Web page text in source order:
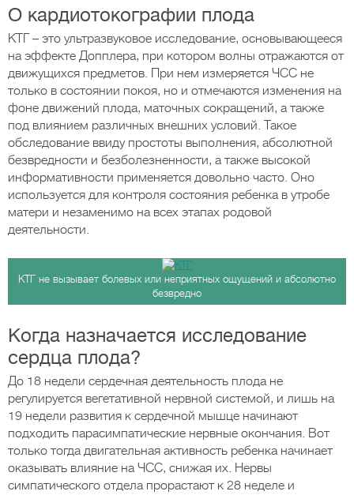
О кардиотокографии плода
КТГ – это ультразвуковое исследование, основывающееся
на эффекте Допплера, при котором волны отражаются от
движущихся предметов. При нем измеряется ЧСС не
только в состоянии покоя, но и отмечаются изменения на
фоне движений плода, маточных сокращений, а также
под влиянием различных внешних условий. Такое
обследование ввиду простоты выполнения, абсолютной
безвредности и безболезненности, а также высокой
информативности применяется довольно часто. Оно
используется для контроля состояния ребенка в утробе
матери и незаменимо на всех этапах родовой
деятельности.
КТГ не вызывает болевых или неприятных ощущений и абсолютно
безвредно
Когда назначается исследование
сердца плода?
До 18 недели сердечная деятельность плода не
регулируется вегетативной нервной системой, и лишь на
19 недели развития к сердечной мышце начинают
подходить парасимпатические нервные окончания. Вот
только тогда двигательная активность ребенка начинает
оказывать влияние на ЧСС, снижая их. Нервы
симпатического отдела прорастают к 28 неделе и